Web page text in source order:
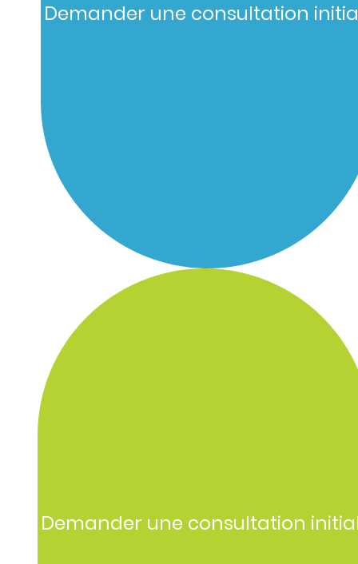
Demander une consultation
Demander une consultation